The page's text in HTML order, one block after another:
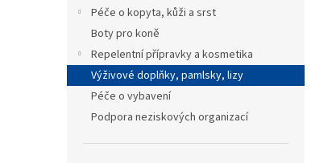
Péče o kopyta, kůži a srst
Boty pro koně
Repelentní přípravky a kosmetika
Výživové doplňky, pamlsky, lizy
Péče o vybavení
Podpora neziskových organizací